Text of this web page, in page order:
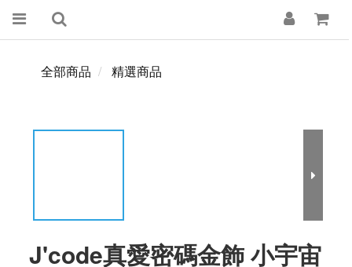
全部商品 精選商品
J'code真愛密碼金飾 小宇宙